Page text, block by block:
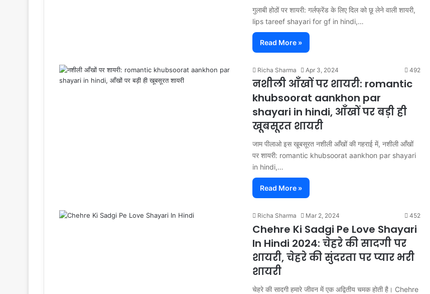
गुलाबी होठों पर शायरी: गर्लफ्रेंड के लिए दिल को छू लेने वाली शायरी,
lips tareef shayari for gf in hindi,…
Read More »
Richa Sharma Apr 3, 2024 492
नशीली आँखों पर शायरी: romantic
khubsoorat aankhon par
shayari in hindi, आँखों पर बड़ी ही
खूबसूरत शायरी
जाम पीलाओ इस खूबसूरत नशीली आँखों की गहराई में, नशीली आँखों
पर शायरी: romantic khubsoorat aankhon par shayari
in hindi,…
Read More »
Richa Sharma Mar 2, 2024 452
Chehre Ki Sadgi Pe Love Shayari
In Hindi 2024: चेहरे की सादगी पर
शायरी, चेहरे की सुंदरता पर प्यार भरी
शायरी
चेहरे की सादगी हमारे जीवन में एक अद्वितीय चमक होती है। Chehre